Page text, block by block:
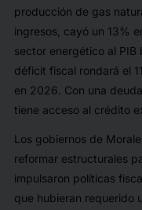
producción de gas
ingresos, cayó un 13%
sector energético al PIB
déficit fiscal rondará el
en 2026. Con una
tiene acceso al crédito
Los gobiernos de
reformar estructurales
impulsaron políticas
que hubieran requerido